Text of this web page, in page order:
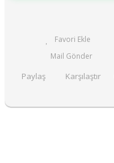
Mail Gönder
Paylaş Karşılaştır